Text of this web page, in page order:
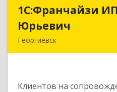
1С:Франчайзи
Юрьевич
Георгиевск
Клиентов на
1С:Франчайзи